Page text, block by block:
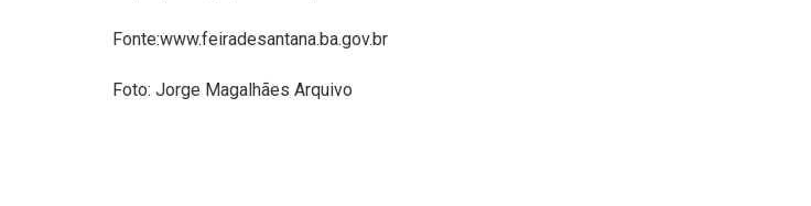
Fonte:www.feiradesantana.ba.gov.br
Foto: Jorge Magalhães Arquivo